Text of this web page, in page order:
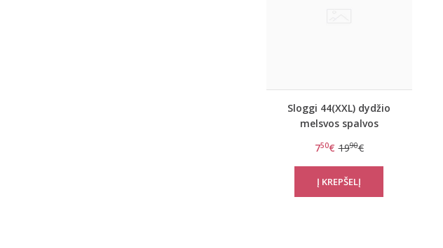
Sloggi 44(XXL) dydžio
melsvos spalvos
Rise Cheeky
750€ 1990€